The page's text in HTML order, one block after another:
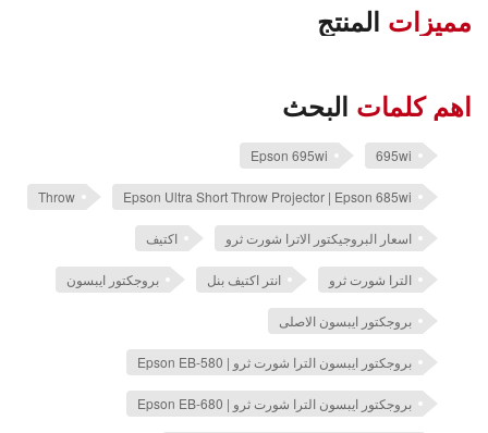
مميزات المنتج
اهم كلمات البحث
695wi
Epson 695wi
Epson Ultra Short Throw Projector | Epson 685wi
Throw
اسعار البروجيكتور الاترا شورت ثرو اكتيف
الترا شورت ثرو انتر اكتيف بنل بروجكتور ايبسون
بروجكتور ايبسون الاصلى
بروجكتور ايبسون الترا شورت ثرو | Epson EB-580
بروجكتور ايبسون الترا شورت ثرو | Epson EB-680